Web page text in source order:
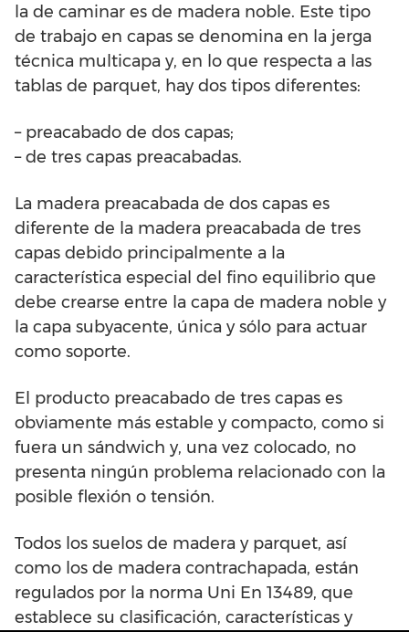
la de caminar es de madera noble. Este tipo
de trabajo en capas se denomina en la jerga
técnica multicapa y, en lo que respecta a las
tablas de parquet, hay dos tipos diferentes:
– preacabado de dos capas;
– de tres capas preacabadas.
La madera preacabada de dos capas es
diferente de la madera preacabada de tres
capas debido principalmente a la
característica especial del fino equilibrio que
debe crearse entre la capa de madera noble y
la capa subyacente, única y sólo para actuar
como soporte.
El producto preacabado de tres capas es
obviamente más estable y compacto, como si
fuera un sándwich y, una vez colocado, no
presenta ningún problema relacionado con la
posible flexión o tensión.
Todos los suelos de madera y parquet, así
como los de madera contrachapada, están
regulados por la norma Uni En 13489, que
establece su clasificación, características y